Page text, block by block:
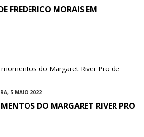
FREDERICO MORAIS EM
5 MAIO 2022
DO MARGARET RIVER PRO